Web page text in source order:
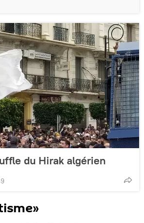
du Hirak algérien